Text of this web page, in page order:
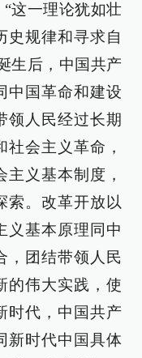
这一理论犹如壮
史规律和寻求自
生后，中国共产
中国革命和建设
领人民经过长期
会主义革命，
义基本制度，
索。改革开放以
义基本原理同中
，团结带领人民
的伟大实践，使
时代，中国共产
新时代中国具体